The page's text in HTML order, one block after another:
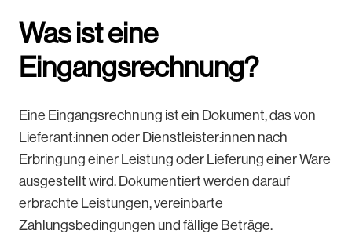
Was ist eine
Eingangsrechnung?
Eine Eingangsrechnung ist ein Dokument, das von
Lieferant:innen oder Dienstleister:innen nach
Erbringung einer Leistung oder Lieferung einer Ware
ausgestellt wird. Dokumentiert werden darauf
erbrachte Leistungen, vereinbarte
Zahlungsbedingungen und fällige Beträge.